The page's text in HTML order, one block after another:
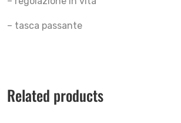
– tasca passante
Related products